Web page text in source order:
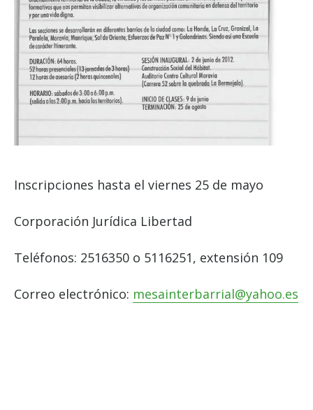
Inscripciones hasta el viernes 25 de mayo
Corporación Jurídica Libertad
Teléfonos: 2516350 o 5116251, extensión 109
Correo electrónico: mesainterbarrial@yahoo.es